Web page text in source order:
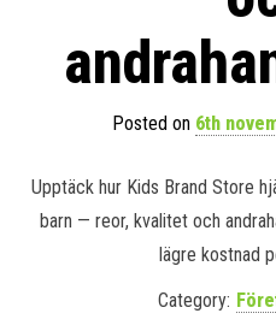
Posted on 6th
Upptäck hur Kids Brand Store
barn — reor, kvalitet och
lägre kostnad
Category: